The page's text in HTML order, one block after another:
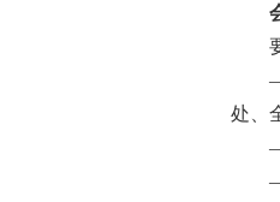
会
要
——
处、
——
——